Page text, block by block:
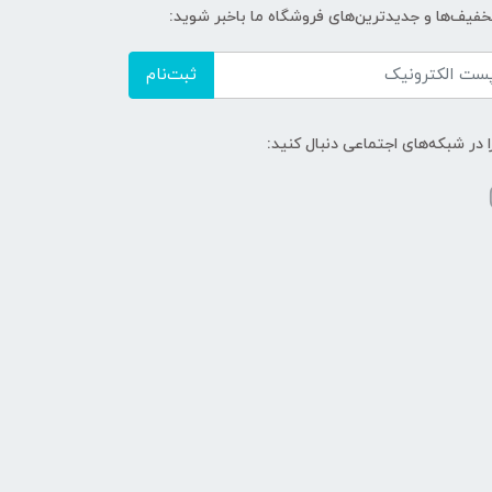
و جدیدترین‌های فروشگاه ما باخبر شوید:
ثبت‌نام
در شبکه‌های اجتماعی دنبال کنید: